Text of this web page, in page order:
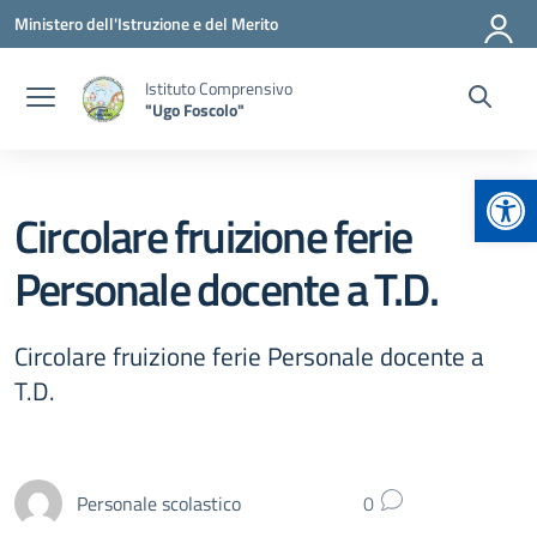
Vai ai contenuti
Vai al menu di navigazione
Vai al footer
Ministero dell'Istruzione e del Merito
Istituto Comprensivo
"Ugo Foscolo"
Circolare fruizione ferie
Personale docente a T.D.
Circolare fruizione ferie Personale docente a
T.D.
Personale scolastico 0